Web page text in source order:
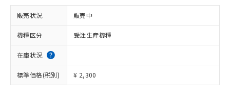
販売状況 販売中
機種区分 受注生産機種
在庫状況
標準価格(税別) ¥ 2,300